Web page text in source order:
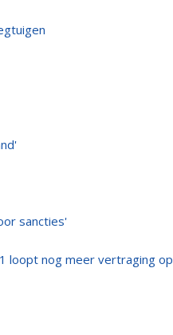
sancties'
loopt nog meer vertraging op